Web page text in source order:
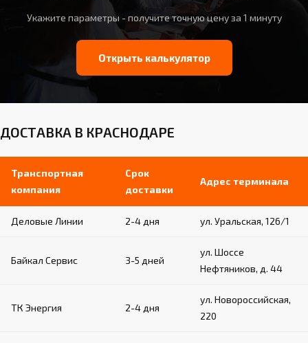
Укажите параметры - получите точную цену за 1 минуту
Открыть калькулятор
ДОСТАВКА В КРАСНОДАРЕ
Транспортная
компания
Срок
доставки
Адрес терминала
Деловые Линии 2-4 дня ул. Уральская, 126/1
Байкал Сервис 3-5 дней
ул. Шоссе
Нефтяников, д. 44
ТК Энергия 2-4 дня
ул. Новороссийская,
220